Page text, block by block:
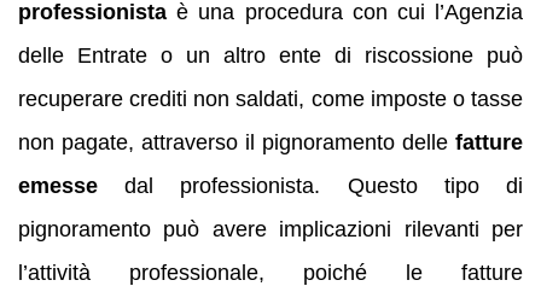
professionista è una procedura con cui l’Agenzia
delle Entrate o un altro ente di riscossione può
recuperare crediti non saldati, come imposte o tasse
non pagate, attraverso il pignoramento delle fatture
emesse dal professionista. Questo tipo di
pignoramento può avere implicazioni rilevanti per
l’attività professionale, poiché le fatture